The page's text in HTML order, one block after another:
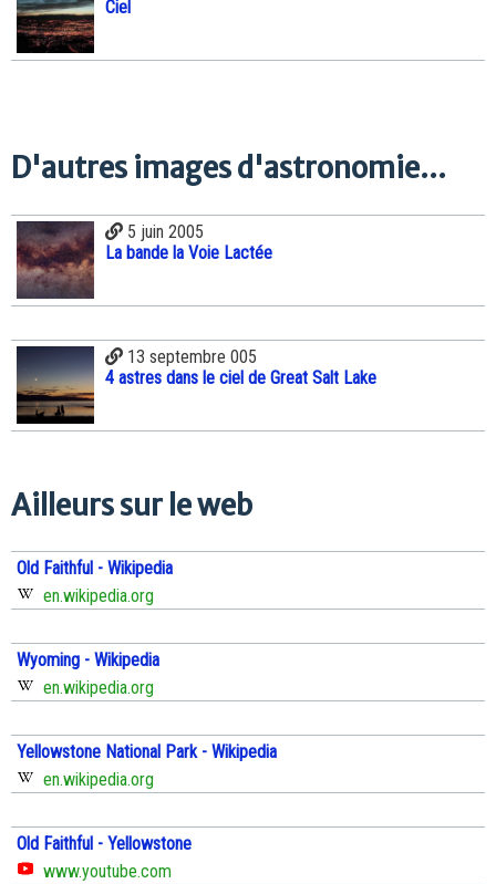
Ciel
D'autres images d'astronomie...
5 juin 2005
La bande la Voie Lactée
13 septembre 005
4 astres dans le ciel de Great Salt Lake
Ailleurs sur le web
Old Faithful - Wikipedia
en.wikipedia.org
Wyoming - Wikipedia
en.wikipedia.org
Yellowstone National Park - Wikipedia
en.wikipedia.org
Old Faithful - Yellowstone
www.youtube.com